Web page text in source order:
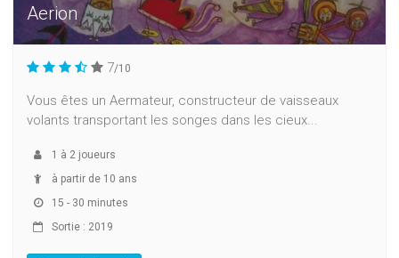
Aerion
7/10
Vous êtes un Aermateur, constructeur de vaisseaux
volants transportant les songes dans les cieux...
1 à 2 joueurs
à partir de 10 ans
15 - 30 minutes
Sortie : 2019